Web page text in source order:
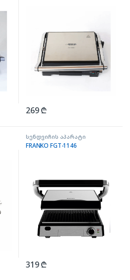
269₾
სენდვიჩის აპარატი
FRANKO FGT-1146
319₾